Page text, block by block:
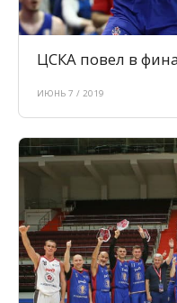
ЦСКА повел в
ИЮНЬ 7 / 2019